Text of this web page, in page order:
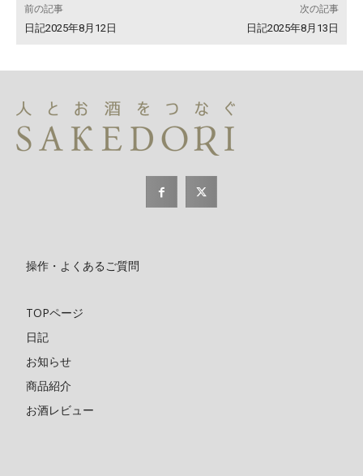
前の記事
日記2025年8月12日
次の記事
日記2025年8月13日
操作・よくあるご質問
TOPページ
日記
お知らせ
商品紹介
お酒レビュー